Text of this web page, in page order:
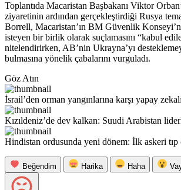
Toplantıda Macaristan Başbakanı Viktor
ziyaretinin ardından gerçekleştirdiği Rusya
Borrell, Macaristan’ın BM Güvenlik
isteyen bir birlik olarak suçlamasını “kabul
nitelendirirken, AB’nin Ukrayna’yı
bulmasına yönelik çabalarını vurguladı.
Göz Atın
İsrail’den orman yangınlarına karşı yapay
Kızıldeniz’de dev kalkan: Suudi Arabistan
Hindistan ordusunda yeni dönem: İlk askeri tıp
Beğendim Harika Haha